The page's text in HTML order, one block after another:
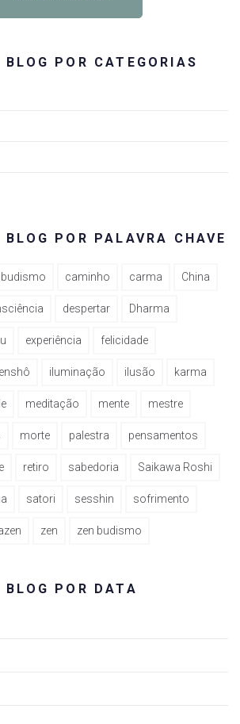
BLOG POR CATEGORIAS
BLOG POR PALAVRA CHAVE
budismo caminho carma China
despertar Dharma
experiência felicidade
iluminação ilusão karma
meditação mente mestre
morte palestra pensamentos
retiro sabedoria Saikawa Roshi
satori sesshin sofrimento
zen zen budismo
BLOG POR DATA